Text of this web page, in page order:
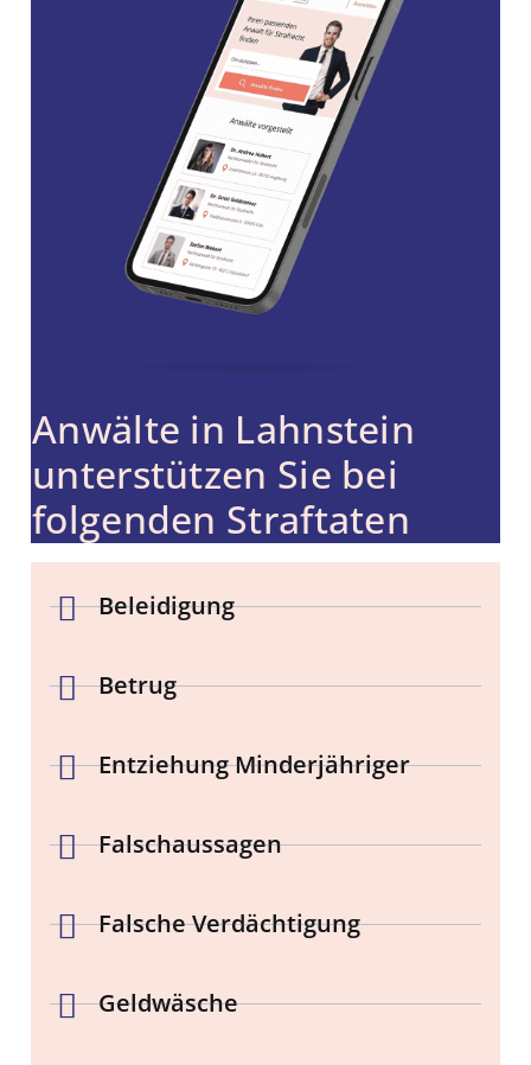
Anwälte in Lahnstein
unterstützen Sie bei
folgenden Straftaten
Beleidigung
Betrug
Entziehung Minderjähriger
Falschaussagen
Falsche Verdächtigung
Geldwäsche